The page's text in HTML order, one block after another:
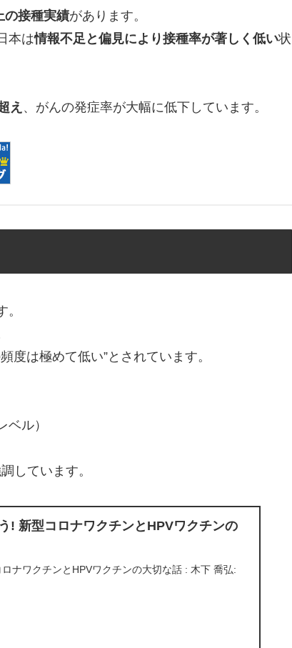
の接種実績があります。
本は情報不足と偏見により接種率が著しく低い状
え 、がんの発症率が大幅に低下しています。
度は極めて低い”とされています。
ル）
しています。
! 新型コロナワクチンとHPVワクチンの
ナワクチンとHPVワクチンの大切な話 : 木下 喬弘: